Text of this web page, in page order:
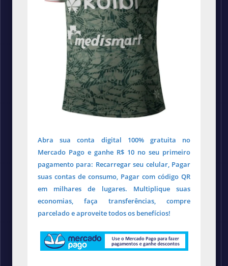
Abra sua conta digital 100% gratuita no
Mercado Pago e ganhe R$ 10 no seu primeiro
pagamento para: Recarregar seu celular, Pagar
suas contas de consumo, Pagar com código QR
em milhares de lugares. Multiplique suas
economias, faça transferências, compre
parcelado e aproveite todos os benefícios!